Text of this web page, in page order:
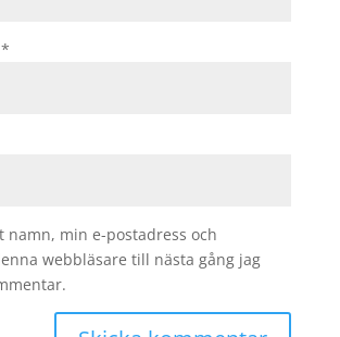
*
namn, min e-postadress och
webbläsare till nästa gång jag